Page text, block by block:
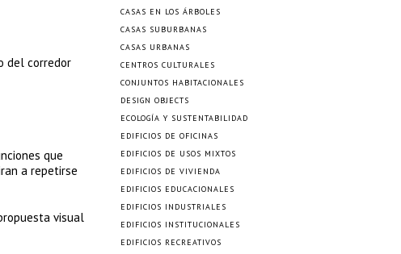
del corredor
que
a repetirse
visual
CASAS EN LOS ÁRBOLES
CASAS SUBURBANAS
CASAS URBANAS
CENTROS CULTURALES
CONJUNTOS HABITACIONALES
DESIGN OBJECTS
ECOLOGÍA Y SUSTENTABILIDAD
EDIFICIOS DE OFICINAS
EDIFICIOS DE USOS MIXTOS
EDIFICIOS DE VIVIENDA
EDIFICIOS EDUCACIONALES
EDIFICIOS INDUSTRIALES
EDIFICIOS INSTITUCIONALES
EDIFICIOS RECREATIVOS